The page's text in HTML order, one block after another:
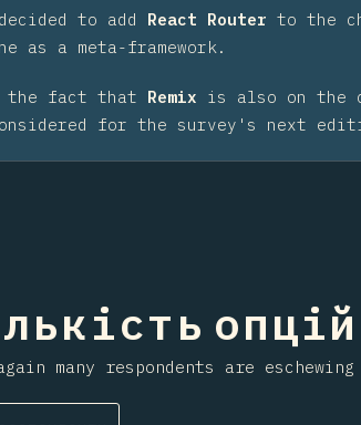
to add React Router to the
as a meta-framework.
the fact that Remix is also on the
for the survey's next
на
опцій
many respondents are